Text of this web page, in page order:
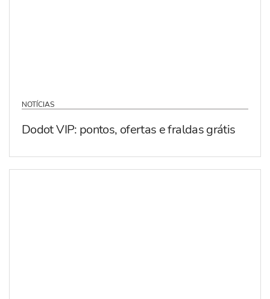
NOTÍCIAS
Dodot VIP: pontos, ofertas e fraldas grátis